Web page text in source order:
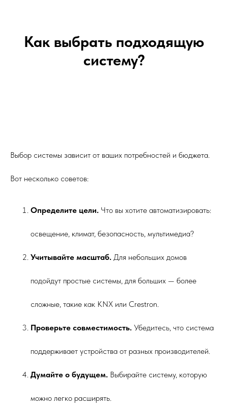
Как выбрать подходящую
систему?
Выбор системы зависит от ваших потребностей и бюджета.
Вот несколько советов:
Определите цели. Что вы хотите автоматизировать:
освещение, климат, безопасность, мультимедиа?
Учитывайте масштаб. Для небольших домов
подойдут простые системы, для больших — более
сложные, такие как KNX или Crestron.
Проверьте совместимость. Убедитесь, что система
поддерживает устройства от разных производителей.
Думайте о будущем. Выбирайте систему, которую
можно легко расширять.